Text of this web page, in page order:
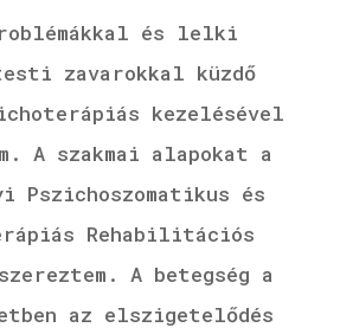
és lelki
zavarokkal küzdő
kezelésével
A szakmai alapokat a
Pszichoszomatikus és
Rehabilitációs
A betegség a
az elszigetelődés